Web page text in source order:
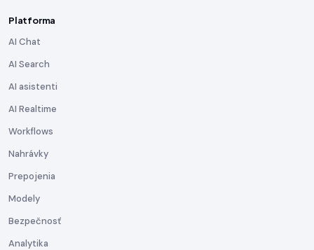
Platforma
AI Chat
AI Search
AI asistenti
AI Realtime
Workflows
Nahrávky
Prepojenia
Modely
Bezpečnosť
Analytika